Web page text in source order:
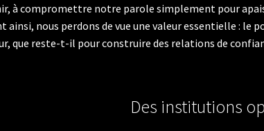
à compromettre notre parole simplement pour
ainsi, nous perdons de vue une valeur essentielle : le
que reste-t-il pour construire des relations de
Des institutions